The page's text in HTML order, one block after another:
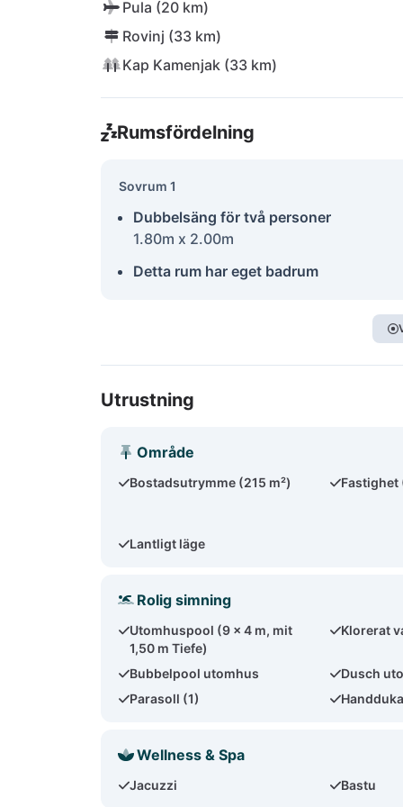
Pula (20 km)
Rovinj (33 km)
Kap Kamenjak (33 km)
Rumsfördelning
Sovrum 1
Dubbelsäng för två personer
1.80m x 2.00m
Detta rum har eget badrum
Utrustning
Område
Bostadsutrymme (215 m²) Fastighet
Lantligt läge
Rolig simning
Utomhuspool (9 x 4 m, mit
1,50 m Tiefe)
Klorerat
Bubbelpool utomhus
Dusch
Parasoll (1)
Wellness & Spa
Jacuzzi Bastu